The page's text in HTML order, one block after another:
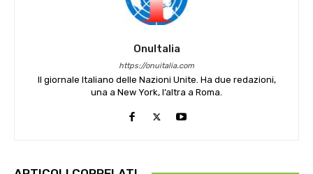
OnuItalia
https://onuitalia.com
Il giornale Italiano delle Nazioni Unite. Ha due redazioni,
una a New York, l’altra a Roma.